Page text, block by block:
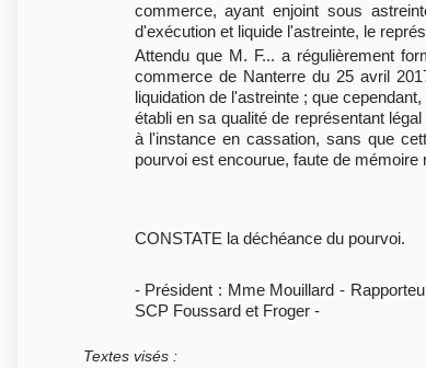
commerce, ayant enjoint sous
d'exécution et liquide l'astreinte, le
Attendu que M. F... a régulièrement
commerce de Nanterre du 25 avril
liquidation de l'astreinte ; que
établi en sa qualité de représentant
à l'instance en cassation, sans que
pourvoi est encourue, faute de
CONSTATE la déchéance du pourvoi.
- Président : Mme Mouillard -
SCP Foussard et Froger -
Textes visés :